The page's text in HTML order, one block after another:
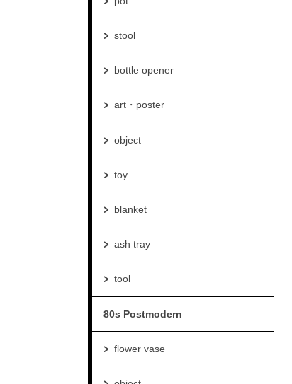
stool
bottle opener
art・poster
object
toy
blanket
ash tray
tool
80s Postmodern
flower vase